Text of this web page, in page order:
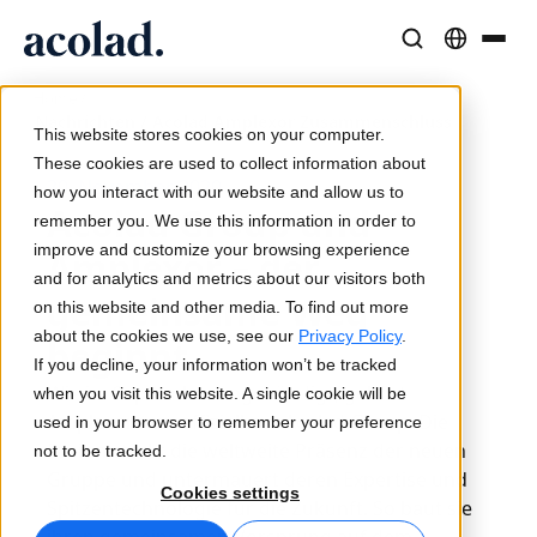
This website stores cookies on your computer.
These cookies are used to collect information about
how you interact with our website and allow us to
remember you. We use this information in order to
improve and customize your browsing experience
and for analytics and metrics about our visitors both
on this website and other media. To find out more
about the cookies we use, see our Privacy Policy.
If you decline, your information won’t be tracked
when you visit this website. A single cookie will be
used in your browser to remember your preference
not to be tracked.
Cookies settings
Übersetzung
KI-Geschwindigkeit, menschliche Präzision
Dolmetschen
Nahtlose Kommunikation überall
Medien und Unterhaltung
Bringen Sie Geschichten auf jeden Bildschirm
Beratung und Outsourcing
Lia Translate
Sofortige, markenkonsistente Übersetzungen
Lia Live
Dolmetschen neu definiert
Übersetzungs-APIs und Konnektoren
Nahtlose Integration in Ihre Workflows
KI-Dolmetschen
Erfolgsgeschichten
Reale Ergebnisse bei unseren Kunden
Artikel
Experteneinschätzungen zu globalen Inhalten
E-Books
Detaillierte Leitfäden und Strategien
Webinare auf Abruf
Über Acolad
Nachhaltigkeit
Partner
Neuigkeiten
20. November 2020
Acolad Group und
Amplexor – der
gemeinsame Weg
beginnt
Wie im September angekündigt, gehört
Amplexor nun offiziell zur Acolad Group. Die
Fusion stärkt die weltweite Präsenz der neuen
Gruppe und untermauert deren Expertise und
Spitzentechnologie für die Zukunft. So baut sie